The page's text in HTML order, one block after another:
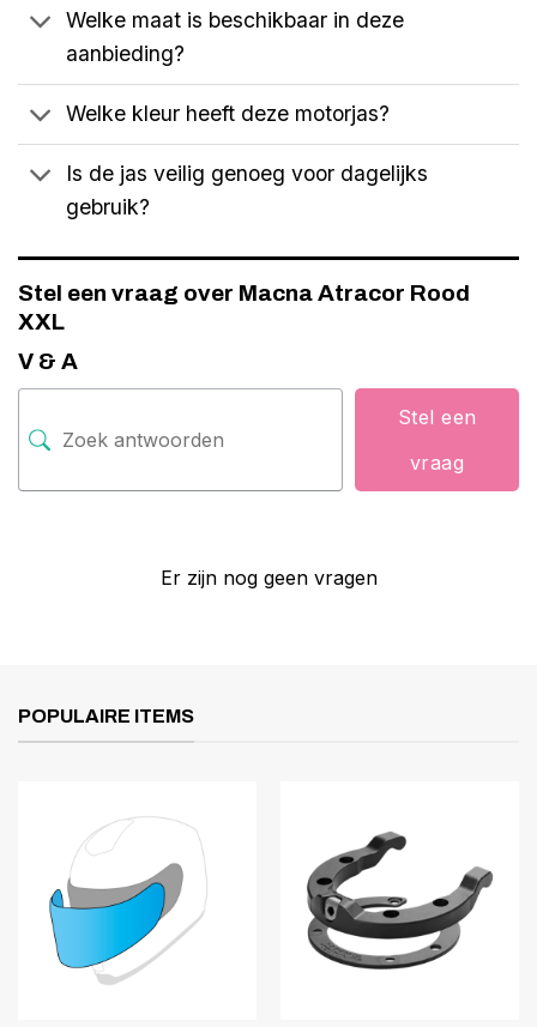
Welke maat is beschikbaar in deze
aanbieding?
Welke kleur heeft deze motorjas?
Is de jas veilig genoeg voor dagelijks
gebruik?
Stel een vraag over Macna Atracor Rood
XXL
V & A
Stel een
vraag
Er zijn nog geen vragen
POPULAIRE ITEMS